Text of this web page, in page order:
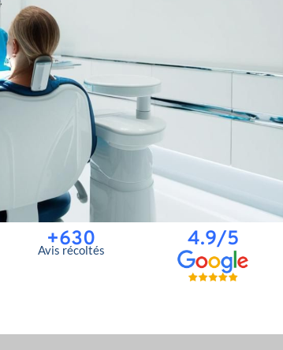
+630
Avis récoltés 4.9/5